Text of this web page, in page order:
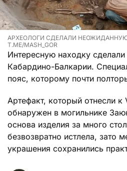
АРХЕОЛОГИ СДЕЛАЛИ
T.ME/MASH_GOR
Интересную находку
Кабардино-Балкарии.
пояс, которому почти
Артефакт, который отнесли к
обнаружен в могильнике
основа изделия за много
безвозвратно истлела, зато
украшения сохранились